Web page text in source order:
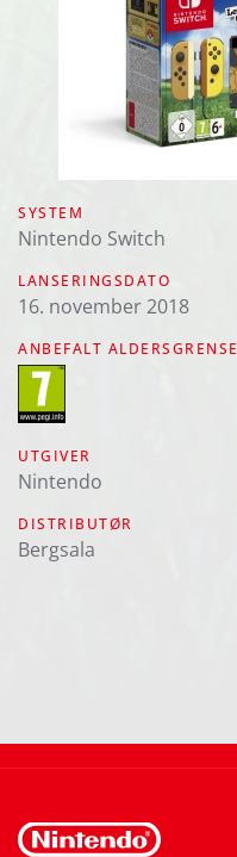
SYSTEM
Nintendo Switch
LANSERINGSDATO
16. november 2018
ANBEFALT ALDERSGRENSE
UTGIVER
Nintendo
DISTRIBUTØR
Bergsala